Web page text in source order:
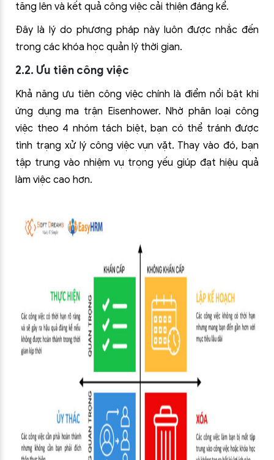
tăng lên và kết quả công việc cải thiện đáng kể.
Đây là lý do phương pháp này luôn được nhắc đến
trong các khóa học quản lý thời gian.
2.2. Ưu tiên công việc
Khả năng ưu tiên công việc chính là điểm nổi bật khi
ứng dụng ma trận Eisenhower. Nhờ phân loại công
việc theo 4 nhóm tách biệt, bạn có thể tránh được
tình trạng xử lý công việc vụn vặt. Thay vào đó, bạn
tập trung vào nhiệm vụ trọng yếu giúp đạt hiệu quả
làm việc cao hơn.